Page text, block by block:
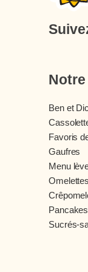
Ben et
Favoris
Gaufres
Menu
Pancakes
Sucrés-